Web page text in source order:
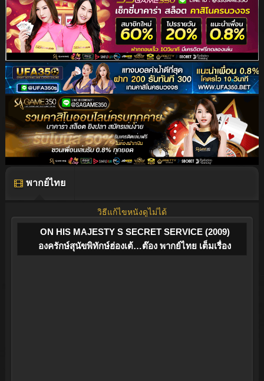
พากย์ไทย
วิธีแก้ไขหนังดูไม่ได้
ON HIS MAJESTY S SECRET SERVICE (2009)
องครักษ์สุนัขพิทักษ์ฮ่องเต้…ต๊อง พากย์ไทย เต็มเรื่อง